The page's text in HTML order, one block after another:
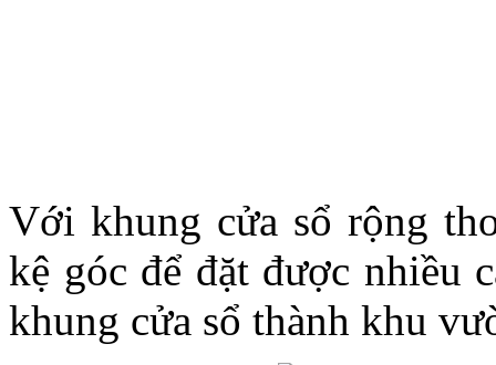
Với khung cửa sổ rộng
kệ góc để đặt được nhiều
khung cửa sổ thành khu